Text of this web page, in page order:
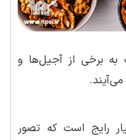
به برخی از آجیل‌ها و
رایج است که تصور